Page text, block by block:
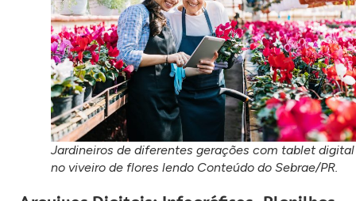
Jardineiros de diferentes gerações com tablet digital
no viveiro de flores lendo Conteúdo do Sebrae/PR.